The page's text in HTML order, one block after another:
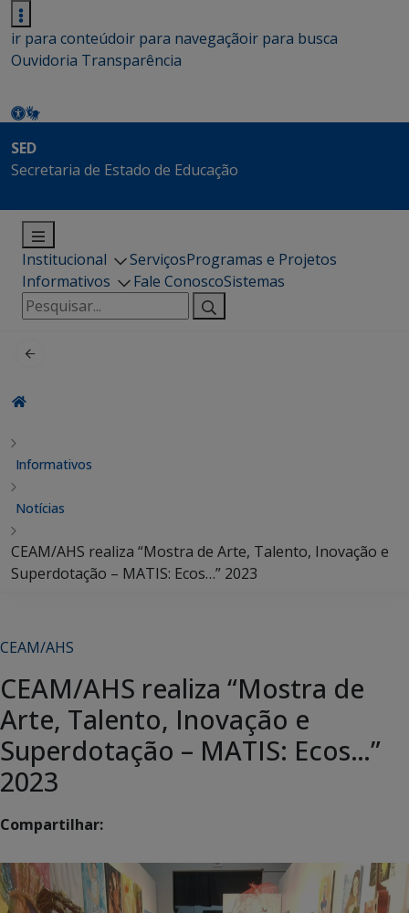
ir para conteúdoir para navegaçãoir para busca
Ouvidoria Transparência
SED
Secretaria de Estado de Educação
Institucional ServiçosProgramas e Projetos
Informativos
Fale ConoscoSistemas
Pesquisar
por:
Informativos
Notícias
CEAM/AHS realiza “Mostra de Arte, Talento, Inovação e
Superdotação – MATIS: Ecos…” 2023
CEAM/AHS
CEAM/AHS realiza “Mostra de
Arte, Talento, Inovação e
Superdotação – MATIS: Ecos…”
2023
Compartilhar: